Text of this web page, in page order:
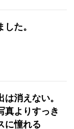
た。
消えない。
真よりすっき
に憧れる